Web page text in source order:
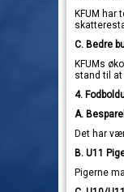
KFUM
C. Bedre
KFUMs
stand til
4.
A.
Det har
B. U11
Pigerne